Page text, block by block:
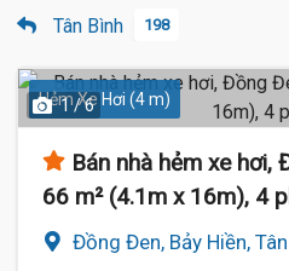
Tân Bình 198
Hẻm Xe Hơi (4 m)
1 / 6
Bán nhà hẻm xe hơi,
66 m² (4.1m x 16m), 4
Đồng Đen, Bảy Hiền,